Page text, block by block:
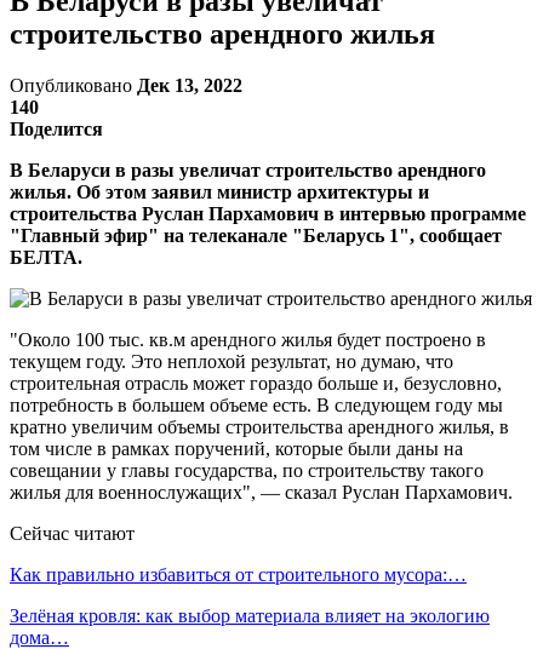
строительство арендного жилья
Опубликовано Дек 13, 2022
140
Поделится
В Беларуси в разы увеличат строительство арендного
жилья. Об этом заявил министр архитектуры и
строительства Руслан Пархамович в интервью программе
"Главный эфир" на телеканале "Беларусь 1", сообщает
БЕЛТА.
"Около 100 тыс. кв.м арендного жилья будет построено в
текущем году. Это неплохой результат, но думаю, что
строительная отрасль может гораздо больше и, безусловно,
потребность в большем объеме есть. В следующем году мы
кратно увеличим объемы строительства арендного жилья, в
том числе в рамках поручений, которые были даны на
совещании у главы государства, по строительству такого
жилья для военнослужащих", — сказал Руслан Пархамович.
Сейчас читают
Как правильно избавиться от строительного мусора:…
Зелёная кровля: как выбор материала влияет на экологию
дома…